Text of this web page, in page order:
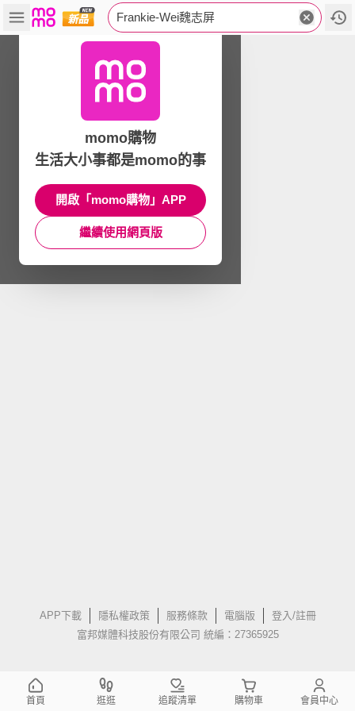
Frankie-Wei魏志屏
APP下載 隱私權政策 服務條款 電腦版
登入/註冊
富邦媒體科技股份有限公司 統編：27365925
momo購物
生活大小事都是momo的事
開啟「momo購物」APP
繼續使用網頁版
首頁 逛逛 追蹤清單 購物車 會員中心